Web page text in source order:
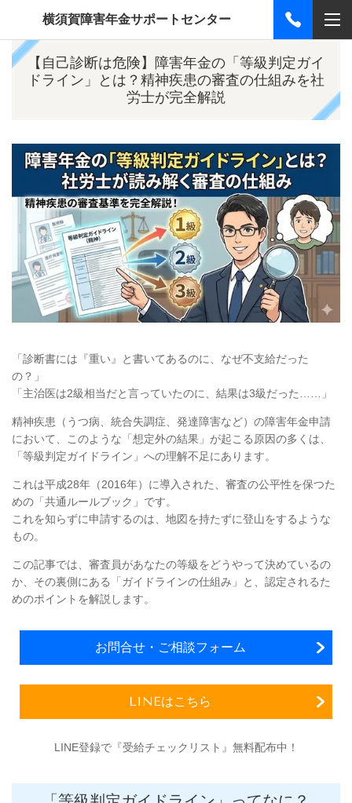
横須賀障害年金サポートセンター
【自己診断は危険】障害年金の「等級判定ガイ
ドライン」とは？精神疾患の審査の仕組みを社
労士が完全解説
「診断書には『重い』と書いてあるのに、なぜ不支給だった
の？」
「主治医は2級相当だと言っていたのに、結果は3級だった……」
精神疾患（うつ病、統合失調症、発達障害など）の障害年金申請
において、このような「想定外の結果」が起こる原因の多くは、
「等級判定ガイドライン」への理解不足にあります。
これは平成28年（2016年）に導入された、審査の公平性を保つた
めの「共通ルールブック」です。
これを知らずに申請するのは、地図を持たずに登山をするような
もの。
この記事では、審査員があなたの等級をどうやって決めているの
か、その裏側にある「ガイドラインの仕組み」と、認定されるた
めのポイントを解説します。
お問合せ・ご相談フォーム
LINEはこちら
LINE登録で『受給チェックリスト』無料配布中！